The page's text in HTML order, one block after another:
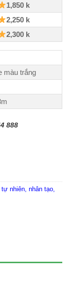
1,850 k
2,250 k
2,300 k
màu trắng
888
Bếp, Quầy Bar,
nhiên, nhân tạo,